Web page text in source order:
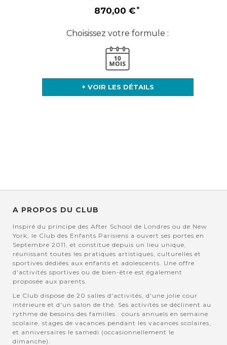
870,00 €
Choisissez votre formule :
+ VOIR LES DÉTAILS
A PROPOS DU CLUB
Inspiré du principe des After School de Londres ou de New
York, le Club des Enfants Parisiens a ouvert ses portes en
Septembre 2011, et constitue depuis un lieu unique,
réunissant toutes les pratiques artistiques, culturelles et
sportives dédiées aux enfants et adolescents. Une offre
d'activités sportives ou de bien-être est également
proposée aux parents.
Le Club dispose de 20 salles d'activités, d'une jolie cour
intérieure et d'un salon de thé. Ses activités se déclinent au
rythme de besoins des familles : cours annuels en semaine
scolaire, stages de vacances pendant les vacances scolaires,
et anniversaires le samedi (occasionnellement le
dimanche).